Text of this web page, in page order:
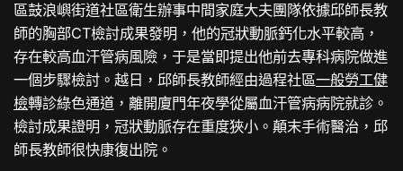
區鼓浪嶼街道社區衛生辦事中間家庭大夫團隊依據邱師長教
師的胸部CT檢討成果發明，他的冠狀動脈鈣化水平較高，
存在較高血汗管病風險，于是當即提出他前去專科病院做進
一個步驟檢討。越日，邱師長教師經由過程社區一般勞工健
檢轉診綠色通道，離開廈門年夜學從屬血汗管病病院就診。
檢討成果證明，冠狀動脈存在重度狹小。顛末手術醫治，邱
師長教師很快康復出院。